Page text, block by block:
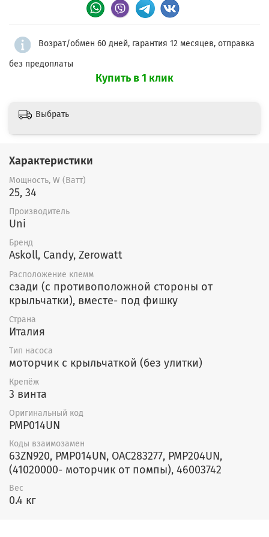
Возрат/обмен 60 дней, гарантия 12 месяцев, отправка
без предоплаты
Купить в 1 клик
Выбрать
Характеристики
Мощность, W (Ватт)
25, 34
Производитель
Uni
Бренд
Askoll, Candy, Zerowatt
Расположение клемм
сзади (с противоположной стороны от
крыльчатки), вместе- под фишку
Страна
Италия
Тип насоса
моторчик с крыльчаткой (без улитки)
Крепёж
3 винта
Оригинальный код
PMP014UN
Коды взаимозамен
63ZN920, PMP014UN, OAC283277, PMP204UN,
(41020000- моторчик от помпы), 46003742
Вес
0.4 кг